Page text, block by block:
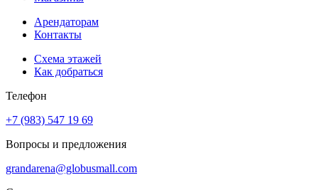
Арендаторам
Контакты
Схема этажей
Как добраться
Телефон
+7 (983) 547 19 69
Вопросы и предложения
grandarena@globusmall.com